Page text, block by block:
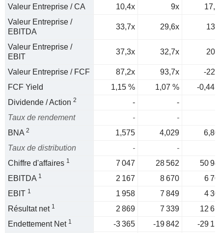
Valeur Entreprise / CA
10,4x 9x
Valeur Entreprise /
EBITDA
33,7x 29,6x
Valeur Entreprise /
EBIT
37,3x 32,7x
Valeur Entreprise / FCF 87,2x 93,7x
-
FCF Yield
1,15 % 1,07 %
-0,44
Dividende / Action 2 -
-
Taux de rendement
-
-
BNA 2 1,575 4,029
Taux de distribution
-
-
Chiffre d'affaires 1 7 047 28 562
50
EBITDA 1 2 167 8 670
6
EBIT 1 1 958 7 849
4
Résultat net 1 2 869 7 339
12
Endettement Net 1 -3 365 -19 842
-29